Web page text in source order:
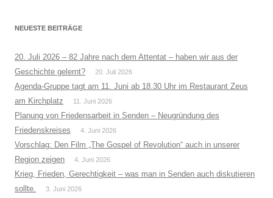
NEUESTE BEITRÄGE
20. Juli 2026 – 82 Jahre nach dem Attentat – haben wir aus der
Geschichte gelernt?
20. Juli 2026
Agenda-Gruppe tagt am 11. Juni ab 18.30 Uhr im Restaurant Zeus
am Kirchplatz
11. Juni 2026
Planung von Friedensarbeit in Senden – Neugründung des
Friedenskreises
4. Juni 2026
Vorschlag: Den Film „The Gospel of Revolution“ auch in unserer
Region zeigen
4. Juni 2026
Krieg, Frieden, Gerechtigkeit – was man in Senden auch diskutieren
sollte.
3. Juni 2026